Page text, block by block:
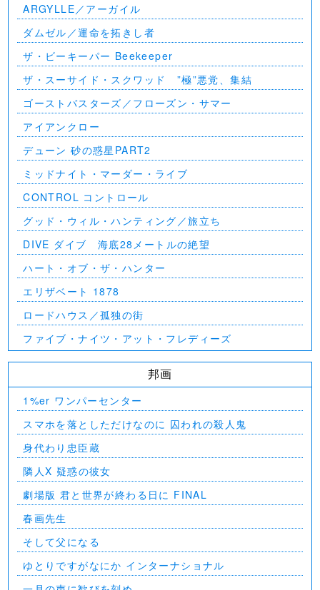
ARGYLLE／アーガイル
ダムゼル／運命を拓きし者
ザ・ビーキーパー Beekeeper
ザ・スーサイド・スクワッド ”極”悪党、集結
ゴーストバスターズ／フローズン・サマー
アイアンクロー
デューン 砂の惑星PART2
ミッドナイト・マーダー・ライブ
CONTROL コントロール
グッド・ウィル・ハンティング／旅立ち
DIVE ダイブ 海底28メートルの絶望
ハート・オブ・ザ・ハンター
エリザベート 1878
ロードハウス／孤独の街
ファイブ・ナイツ・アット・フレディーズ
邦画
1%er ワンパーセンター
スマホを落としただけなのに 囚われの殺人鬼
身代わり忠臣蔵
隣人X 疑惑の彼女
劇場版 君と世界が終わる日に FINAL
春画先生
そして父になる
ゆとりですがなにか インターナショナル